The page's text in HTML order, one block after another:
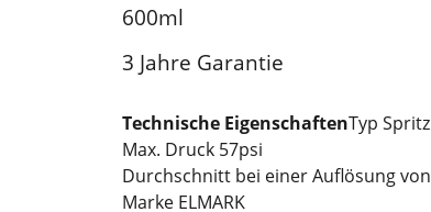
600ml
3 Jahre Garantie
Technische EigenschaftenTyp
Max. Druck 57psi
Durchschnitt bei einer Auflösung
Marke ELMARK